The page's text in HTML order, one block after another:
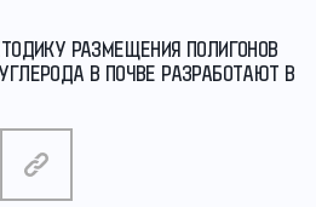
РАЗМЕЩЕНИЯ ПОЛИГОНОВ
В ПОЧВЕ РАЗРАБОТАЮТ В